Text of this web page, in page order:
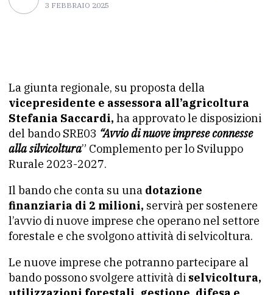
3 FEBBRAIO 2025
La giunta regionale, su proposta della
vicepresidente e assessora all’agricoltura
Stefania Saccardi, ha approvato le disposizioni
del bando SRE03 “Avvio di nuove imprese connesse
alla silvicoltura” Complemento per lo Sviluppo
Rurale 2023-2027.
Il bando che conta su una dotazione
finanziaria di 2 milioni, servirà per sostenere
l’avvio di nuove imprese che operano nel settore
forestale e che svolgono attività di selvicoltura.
Le nuove imprese che potranno partecipare al
bando possono svolgere attività di selvicoltura,